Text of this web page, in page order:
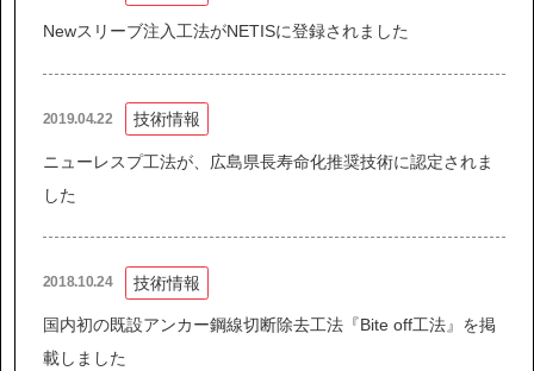
Newスリーブ注入工法がNETISに登録されました
2019.04.22 技術情報
ニューレスプ工法が、広島県長寿命化推奨技術に認定されま
した
2018.10.24 技術情報
国内初の既設アンカー鋼線切断除去工法『Bite off工法』を掲
載しました